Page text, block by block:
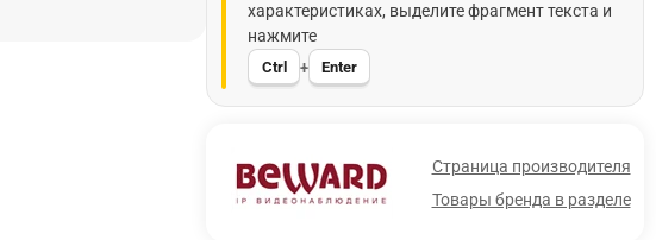
характеристиках, выделите фрагмент текста и
нажмите
Ctrl + Enter
Страница производителя
Товары бренда в разделе